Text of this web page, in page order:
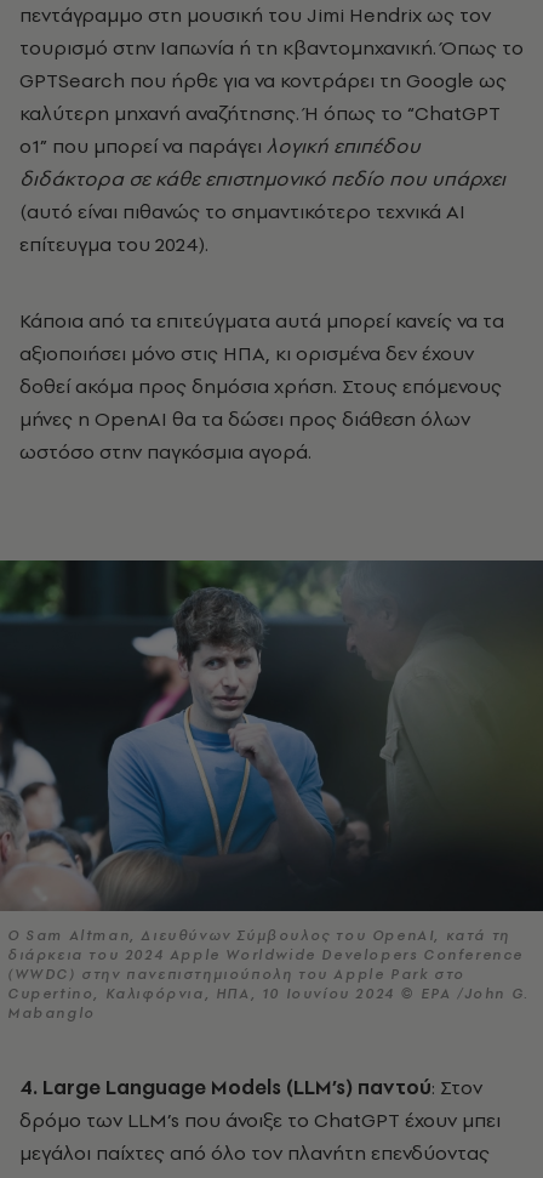
πεντάγραμμο στη μουσική του Jimi Hendrix ως τον
τουρισμό στην Ιαπωνία ή τη κβαντομηχανική. Όπως το
GPTSearch που ήρθε για να κοντράρει τη Google ως
καλύτερη μηχανή αναζήτησης. Ή όπως το “ChatGPT
o1” που μπορεί να παράγει λογική επιπέδου
διδάκτορα σε κάθε επιστημονικό πεδίο που υπάρχει
(αυτό είναι πιθανώς το σημαντικότερο τεχνικά ΑΙ
επίτευγμα του 2024).
Κάποια από τα επιτεύγματα αυτά μπορεί κανείς να τα
αξιοποιήσει μόνο στις ΗΠΑ, κι ορισμένα δεν έχουν
δοθεί ακόμα προς δημόσια χρήση. Στους επόμενους
μήνες η OpenAI θα τα δώσει προς διάθεση όλων
ωστόσο στην παγκόσμια αγορά.
Ο Sam Altman, Διευθύνων Σύμβουλος του OpenAI, κατά τη
διάρκεια του 2024 Apple Worldwide Developers Conference
(WWDC) στην πανεπιστημιούπολη του Apple Park στο
Cupertino, Καλιφόρνια, ΗΠΑ, 10 Ιουνίου 2024 © EPA /John G.
Mabanglo
4. Large Language Models (LLM’s) παντού: Στον
δρόμο των LLM’s που άνοιξε το ChatGPT έχουν μπει
μεγάλοι παίχτες από όλο τον πλανήτη επενδύοντας